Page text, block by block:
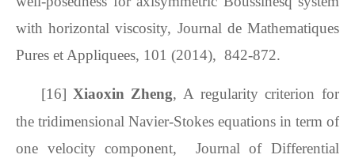
with horizontal viscosity, Journal de Mathematiques
Pures et Appliquees, 101 (2014), 842-872.
[16] Xiaoxin Zheng, A regularity criterion for
the tridimensional Navier-Stokes equations in term of
one velocity component, Journal of Differential